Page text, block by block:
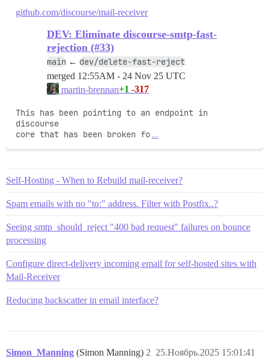
github.com/discourse/mail-receiver
DEV: Eliminate discourse-smtp-fast-
rejection (#33)
main ← dev/delete-fast-reject
merged 12:55AM - 24 Nov 25 UTC
martin-brennan+1 -317
This has been pointing to an endpoint in
discourse
core that has been broken fo …
Self-Hosting - When to Rebuild mail-receiver?
Spam emails with no "to:" address. Filter with Postfix..?
Seeing smtp_should_reject "400 bad request" failures on bounce
processing
Configure direct-delivery incoming email for self-hosted sites with
Mail-Receiver
Reducing backscatter in email interface?
Simon_Manning (Simon Manning) 25.Ноябрь.2025 15:01:41
2